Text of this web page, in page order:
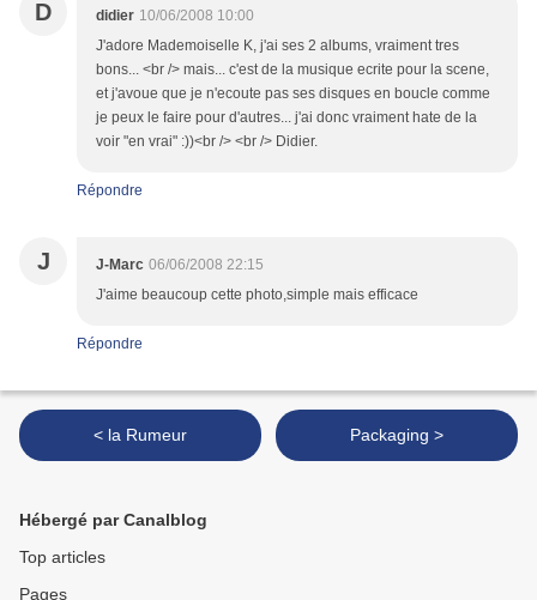
D didier 10/06/2008 10:00
J'adore Mademoiselle K, j'ai ses 2 albums, vraiment tres
bons... <br /> mais... c'est de la musique ecrite pour la scene,
et j'avoue que je n'ecoute pas ses disques en boucle comme
je peux le faire pour d'autres... j'ai donc vraiment hate de la
voir "en vrai" :))<br /> <br /> Didier.
Répondre
J J-Marc 06/06/2008 22:15
J'aime beaucoup cette photo,simple mais efficace
Répondre
< la Rumeur Packaging >
Hébergé par Canalblog
Top articles
Pages